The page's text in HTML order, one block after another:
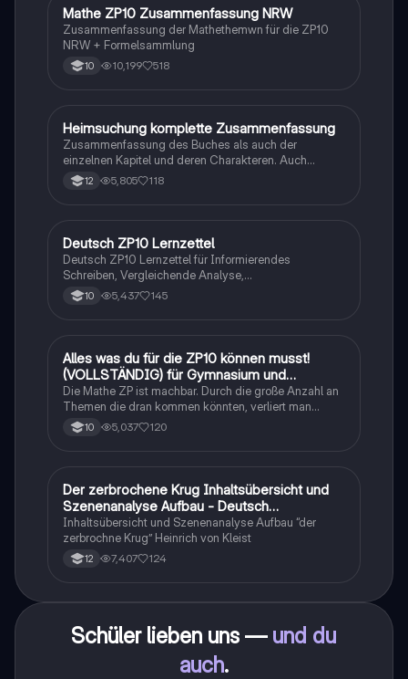
Mathe
Mathe ZP10 Zusammenfassung NRW
Zusammenfassung der Mathethemwn für die ZP10
NRW + Formelsammlung
10 10,199 518
Deutsch
Heimsuchung komplette Zusammenfassung
Zusammenfassung des Buches als auch der
einzelnen Kapitel und deren Charakteren. Auch
tabellarisch. Im Unterricht ohne KI erstellt
12 5,805 118
Deutsch
Deutsch ZP10 Lernzettel
Deutsch ZP10 Lernzettel für Informierendes
Schreiben, Vergleichende Analyse,
Sachtexte/Roman/Gedicht..
10 5,437 145
Mathe
Alles was du für die ZP10 können musst!
(VOLLSTÄNDIG) für Gymnasium und
Realschule
Die Mathe ZP ist machbar. Durch die große Anzahl an
Themen die dran kommen könnten, verliert man
schnell den Überblick. Also habe ich von den kleinsten
Themen bis hin zu den größten alles
10 5,037 120
Deutsch
Der zerbrochene Krug Inhaltsübersicht und
Szenenanalyse Aufbau - Deutsch
Q1/Q2/Abitur
Inhaltsübersicht und Szenenanalyse Aufbau “der
zerbrochne Krug” Heinrich von Kleist
12 7,407 124
Schüler lieben uns — und du
auch.